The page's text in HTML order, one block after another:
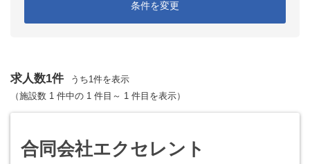
条件を変更
求人数1件
うち1件を表示
（施設数 1 件中の 1 件目～ 1 件目を表示）
合同会社エクセレント